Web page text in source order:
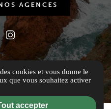
AGENCES
cookies et vous donne le
que vous souhaitez activer
accepter